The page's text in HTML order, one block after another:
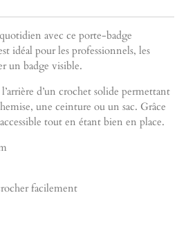
avec ce porte-badge
idéal pour les professionnels, les
un badge visible.
d’un crochet solide permettant
une ceinture ou un sac. Grâce
tout en étant bien en place.
facilement